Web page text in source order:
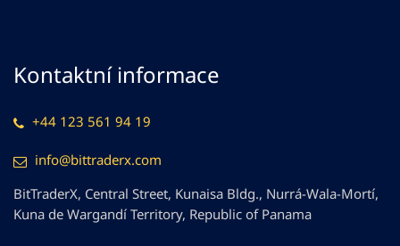
Kontaktní informace
+44 123 561 94 19
info@bittraderx.com
BitTraderX, Central Street, Kunaisa Bldg., Nurrá-Wala-Mortí,
Kuna de Wargandí Territory, Republic of Panama